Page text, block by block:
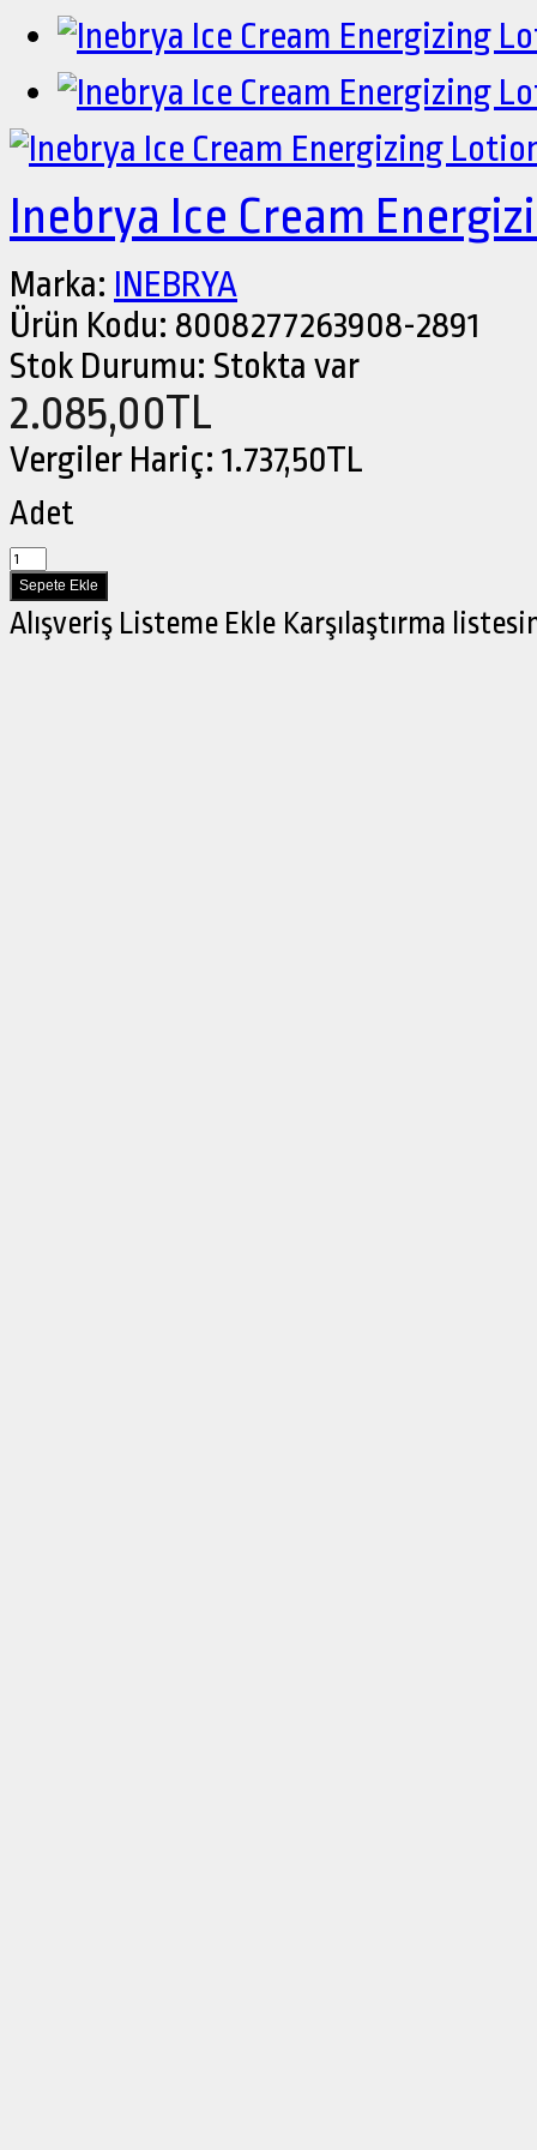
Inebrya Ice Cream
Marka: INEBRYA
Ürün Kodu: 8008277263908-2891
Stok Durumu: Stokta var
2.085,00TL
Vergiler Hariç: 1.737,50TL
Adet
Alışveriş Listeme Ekle Karşılaştırma